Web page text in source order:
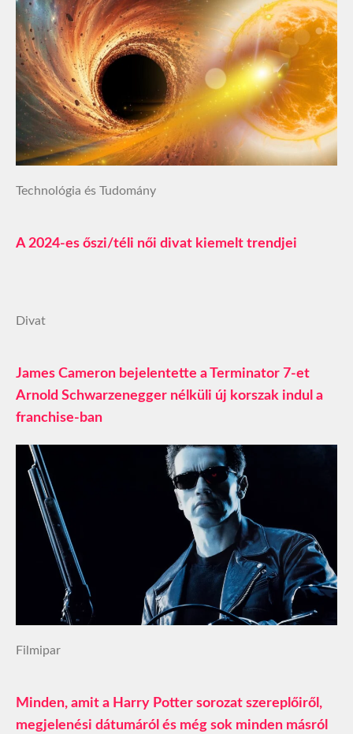
Technológia és Tudomány
A 2024-es őszi/téli női divat kiemelt trendjei
Divat
James Cameron bejelentette a Terminator 7-et
Arnold Schwarzenegger nélküli új korszak indul a
franchise-ban
Filmipar
Minden, amit a Harry Potter sorozat szereplőiről,
megjelenési dátumáról és még sok minden másról